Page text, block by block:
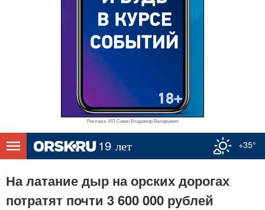
Реклама. ИП Савин Владимир Валерьевич
+35°
На латание дыр на орских дорогах
потратят почти 3 600 000 рублей